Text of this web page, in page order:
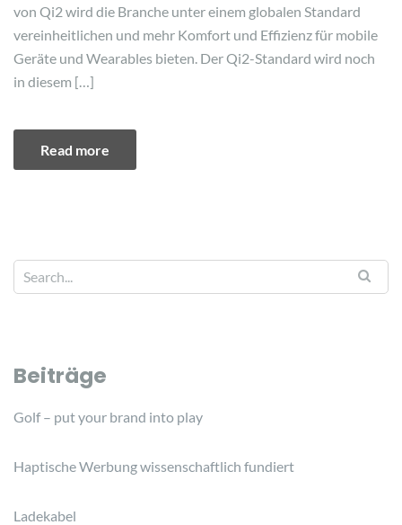
von Qi2 wird die Branche unter einem globalen Standard
vereinheitlichen und mehr Komfort und Effizienz für mobile
Geräte und Wearables bieten. Der Qi2-Standard wird noch
in diesem […]
Read more
Beiträge
Golf – put your brand into play
Haptische Werbung wissenschaftlich fundiert
Ladekabel